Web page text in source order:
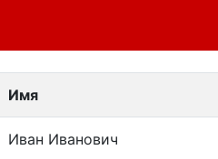
Имя
Иван Иванович